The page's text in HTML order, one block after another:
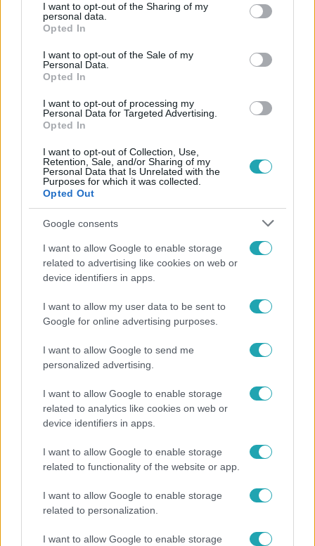
not limited to your visit or usage behaviour. You may click to
grant or deny consent to Google and its third-party tags to
use your data for below specified purposes in below Google
consent section.
I want to opt-out of the Sharing of my
personal data.
Opted In
I want to opt-out of the Sale of my
Personal Data.
Opted In
I want to opt-out of processing my
Personal Data for Targeted Advertising.
Opted In
I want to opt-out of Collection, Use,
Retention, Sale, and/or Sharing of my
Personal Data that Is Unrelated with the
Purposes for which it was collected.
Opted Out
Google consents
I want to allow Google to enable storage
related to advertising like cookies on web or
device identifiers in apps.
I want to allow my user data to be sent to
Google for online advertising purposes.
I want to allow Google to send me
personalized advertising.
I want to allow Google to enable storage
related to analytics like cookies on web or
device identifiers in apps.
I want to allow Google to enable storage
related to functionality of the website or app.
I want to allow Google to enable storage
related to personalization.
I want to allow Google to enable storage
Ennek a 3 csillagjegynek váratlan sikereket hozhat